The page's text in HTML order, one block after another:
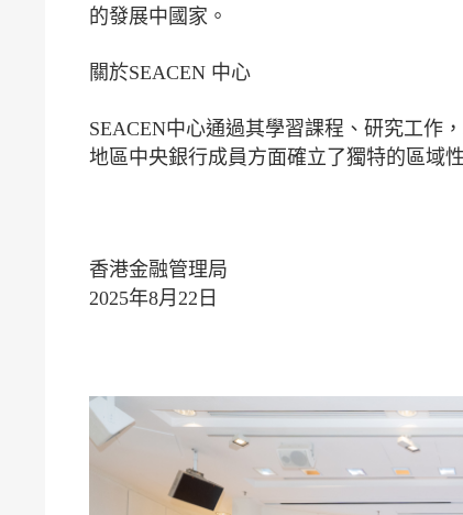
的發展中國家。
關於
SEACEN中心通過其學習課程、研究工作
地區中央銀行成員方面確立了獨特的區域
香港金融管理局
2025年8月22日